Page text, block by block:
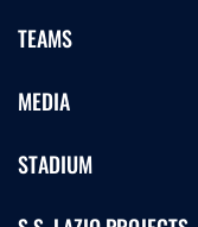
TEAMS
MEDIA
STADIUM